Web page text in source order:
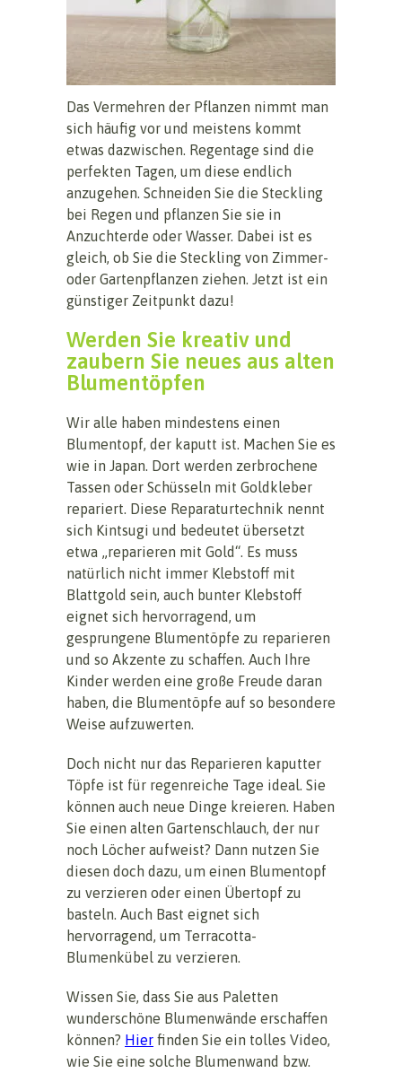
Das Vermehren der Pflanzen nimmt man
sich häufig vor und meistens kommt
etwas dazwischen. Regentage sind die
perfekten Tagen, um diese endlich
anzugehen. Schneiden Sie die Steckling
bei Regen und pflanzen Sie sie in
Anzuchterde oder Wasser. Dabei ist es
gleich, ob Sie die Steckling von Zimmer-
oder Gartenpflanzen ziehen. Jetzt ist ein
günstiger Zeitpunkt dazu!
Werden Sie kreativ und
zaubern Sie neues aus alten
Blumentöpfen
Wir alle haben mindestens einen
Blumentopf, der kaputt ist. Machen Sie es
wie in Japan. Dort werden zerbrochene
Tassen oder Schüsseln mit Goldkleber
repariert. Diese Reparaturtechnik nennt
sich Kintsugi und bedeutet übersetzt
etwa „reparieren mit Gold“. Es muss
natürlich nicht immer Klebstoff mit
Blattgold sein, auch bunter Klebstoff
eignet sich hervorragend, um
gesprungene Blumentöpfe zu reparieren
und so Akzente zu schaffen. Auch Ihre
Kinder werden eine große Freude daran
haben, die Blumentöpfe auf so besondere
Weise aufzuwerten.
Doch nicht nur das Reparieren kaputter
Töpfe ist für regenreiche Tage ideal. Sie
können auch neue Dinge kreieren. Haben
Sie einen alten Gartenschlauch, der nur
noch Löcher aufweist? Dann nutzen Sie
diesen doch dazu, um einen Blumentopf
zu verzieren oder einen Übertopf zu
basteln. Auch Bast eignet sich
hervorragend, um Terracotta-
Blumenkübel zu verzieren.
Wissen Sie, dass Sie aus Paletten
wunderschöne Blumenwände erschaffen
können? Hier finden Sie ein tolles Video,
wie Sie eine solche Blumenwand bzw.